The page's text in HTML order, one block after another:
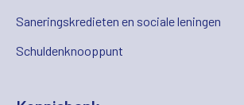
Saneringskredieten en sociale leningen
Schuldenknooppunt